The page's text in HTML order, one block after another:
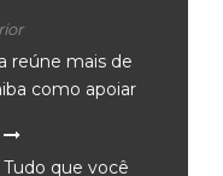
reúne mais de
como apoiar
que você